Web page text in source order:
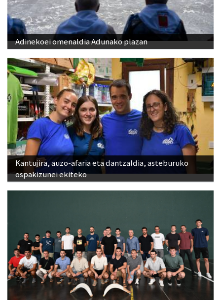
Adinekoei omenaldia Adunako plazan
Kantujira, auzo-afaria eta dantzaldia, asteburuko
ospakizunei ekiteko